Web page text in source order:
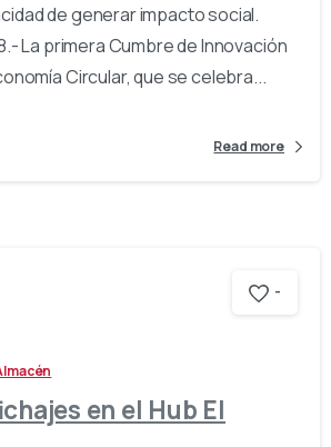
de generar impacto social.
La primera Cumbre de Innovación
Circular, que se celebra...
Read more
-
en el Hub El